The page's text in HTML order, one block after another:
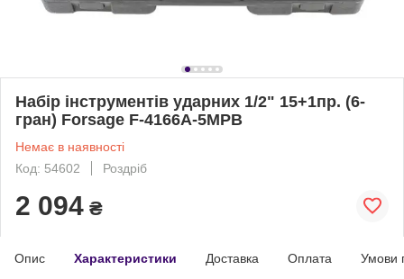
Набір інструментів ударних 1/2" 15+1пр. (6-
гран) Forsage F-4166A-5MPB
Немає в наявності
Код: 54602
Роздріб
2 094 ₴
Опис Характеристики Доставка Оплата Умови